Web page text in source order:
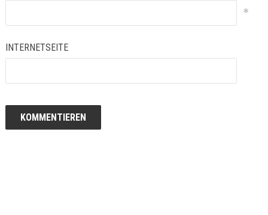
*
INTERNETSEITE